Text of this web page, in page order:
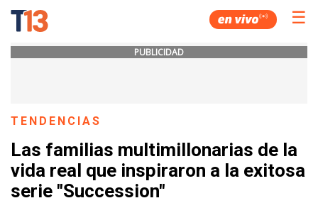
☰
PUBLICIDAD
TENDENCIAS
Las familias multimillonarias de la
vida real que inspiraron a la exitosa
serie "Succession"